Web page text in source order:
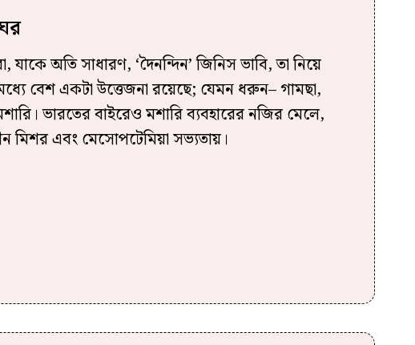
যাকে অতি সাধারণ, ‘দৈনন্দিন’ জিনিস ভাবি, তা নিয়ে
বেশ একটা উত্তেজনা রয়েছে; যেমন ধরুন– গামছা,
ভারতের বাইরেও মশারি ব্যবহারের নজির মেলে,
মিশর এবং মেসোপটেমিয়া সভ্যতায়।